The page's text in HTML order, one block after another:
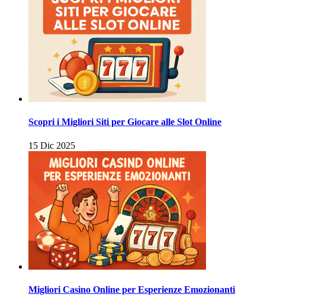
Scopri i Migliori Siti per Giocare alle Slot Online
15 Dic 2025
Migliori Casino Online per Esperienze Emozionanti